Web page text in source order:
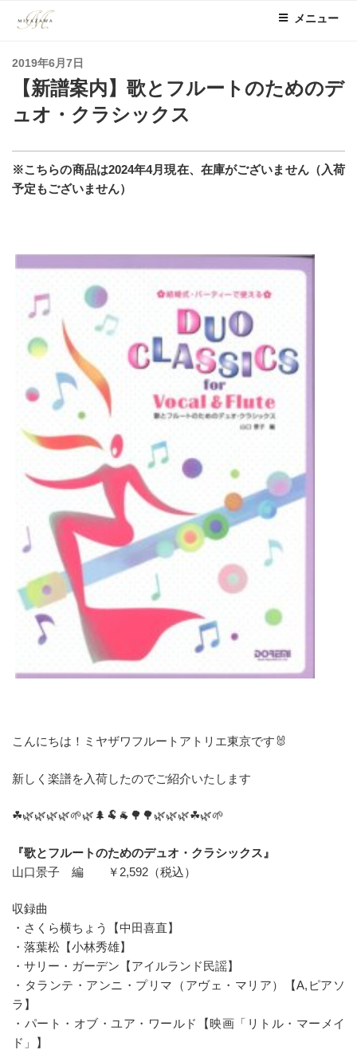
メニュー
投
日:
2019年6月7日
【新譜案内】歌とフルートのためのデ
ュオ・クラシックス
※こちらの商品は2024年4月現在、在庫がございません（入荷
予定もございません）
こんにちは！ミヤザワフルートアトリエ東京です🐰
新しく楽譜を入荷したのでご紹介いたします
☘🌿🌿🌿🌿🌱🌿🌲🐏🐐🌳🌳🌿🌿🌿☘🌿🌱
『歌とフルートのためのデュオ・クラシックス』
山口景子 編 ￥2,592（税込）
収録曲
・さくら横ちょう【中田喜直】
・落葉松【小林秀雄】
・サリー・ガーデン【アイルランド民謡】
・タランテ・アンニ・プリマ（アヴェ・マリア）【A,ピアソ
ラ】
・パート・オブ・ユア・ワールド【映画「リトル・マーメイ
ド」】